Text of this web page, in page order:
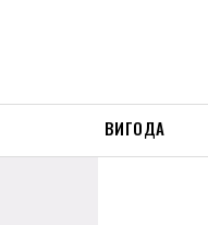
ВИГОДА